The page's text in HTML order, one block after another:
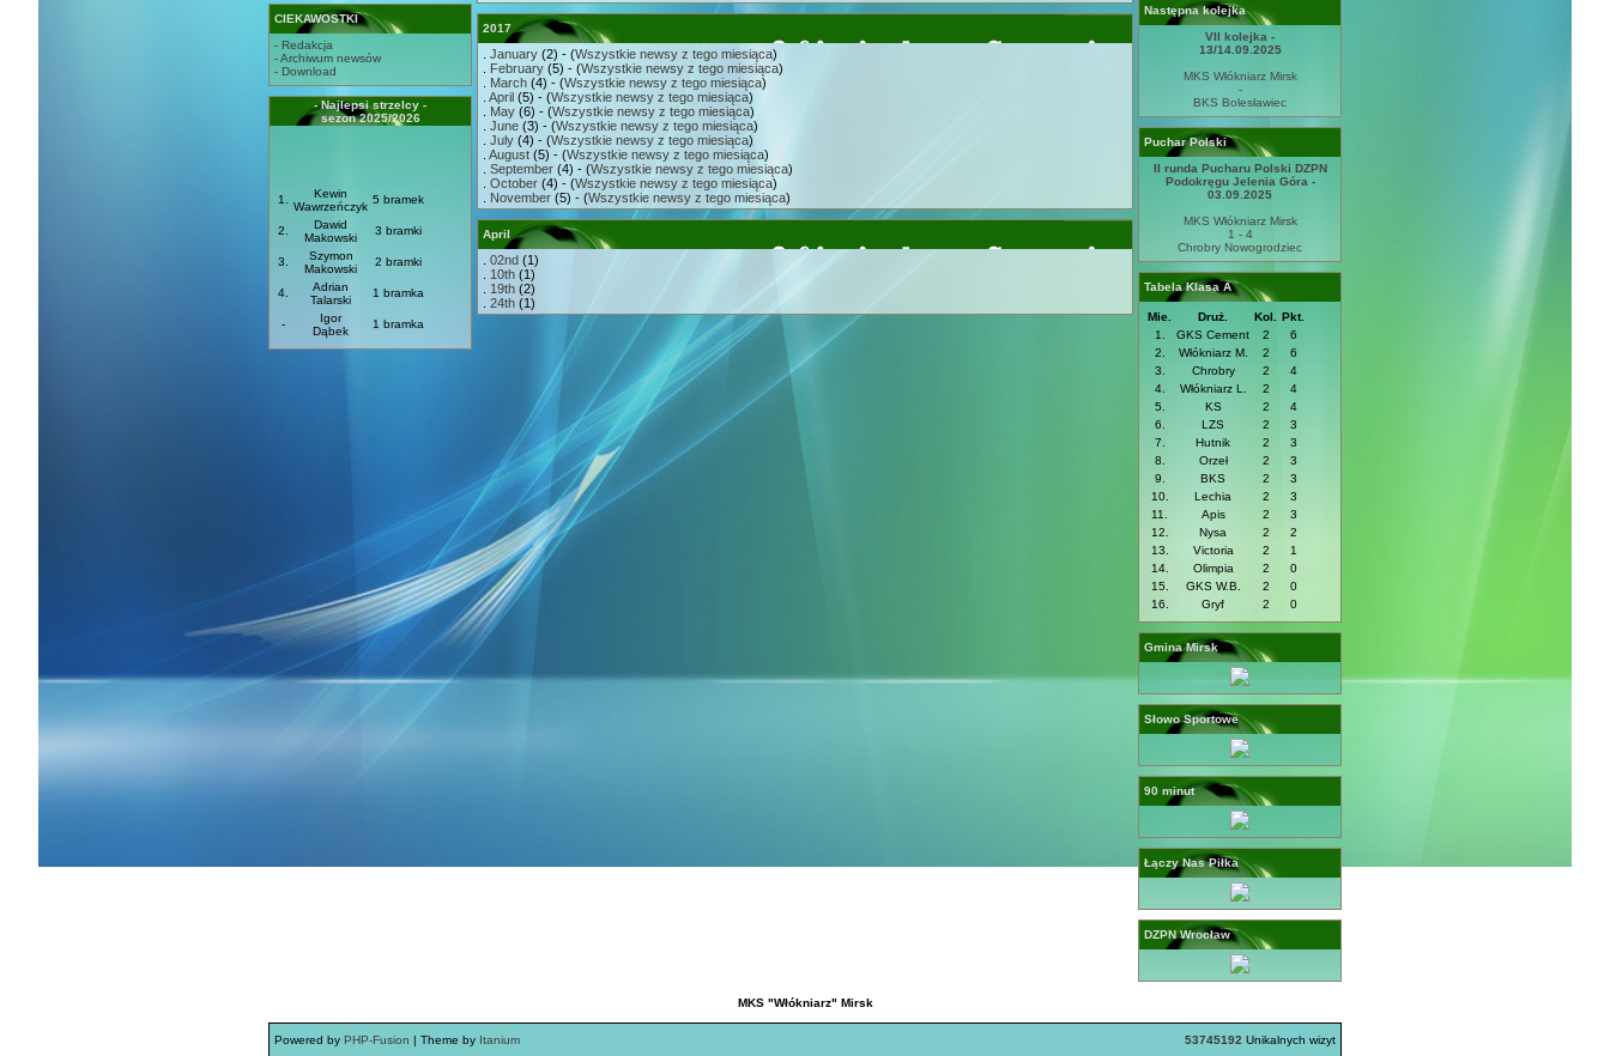
CIEKAWOSTKI
- Redakcja
- Archiwum newsów
- Download
- Najlepsi strzelcy -
sezon 2025/2026
1.
Kewin
Wawrzeńczyk
5 bramek
2.
Dawid
Makowski
3 bramki
3.
Szymon
Makowski
2 bramki
4.
Adrian
Talarski
1 bramka
-
Igor
Dąbek
1 bramka
2017
January (2) - (Wszystkie newsy z tego miesiąca)
February (5) - (Wszystkie newsy z tego miesiąca)
March (4) - (Wszystkie newsy z tego miesiąca)
April (5) - (Wszystkie newsy z tego miesiąca)
May (6) - (Wszystkie newsy z tego miesiąca)
June (3) - (Wszystkie newsy z tego miesiąca)
July (4) - (Wszystkie newsy z tego miesiąca)
August (5) - (Wszystkie newsy z tego miesiąca)
September (4) - (Wszystkie newsy z tego miesiąca)
October (4) - (Wszystkie newsy z tego miesiąca)
November (5) - (Wszystkie newsy z tego miesiąca)
April
02nd (1)
10th (1)
19th (2)
24th (1)
Następna kolejka
VII kolejka -
13/14.09.2025
MKS Włókniarz Mirsk
-
BKS Bolesławiec
Puchar Polski
II runda Pucharu Polski DZPN
Podokręgu Jelenia Góra -
03.09.2025
MKS Włókniarz Mirsk
1 - 4
Chrobry Nowogrodziec
Tabela Klasa A
Mie. Druż. Kol.
Pkt.
1.
GKS Cement 2
6
2.
Włókniarz M. 2
6
3.
Chrobry 2
4
4.
Włókniarz L. 2
4
5.
KS 2
4
6.
LZS 2
3
7.
Hutnik 2
3
8.
Orzeł 2
3
9.
BKS 2
3
10.
Lechia 2
3
11.
Apis 2
3
12.
Nysa 2
2
13.
Victoria 2
1
14.
Olimpia 2
0
15.
GKS W.B. 2
0
16.
Gryf 2 0
Gmina Mirsk
Słowo Sportowe
90 minut
Łączy Nas Piłka
DZPN Wrocław
MKS "Włókniarz" Mirsk
Powered by PHP-Fusion | Theme by Itanium 53745192 Unikalnych wizyt